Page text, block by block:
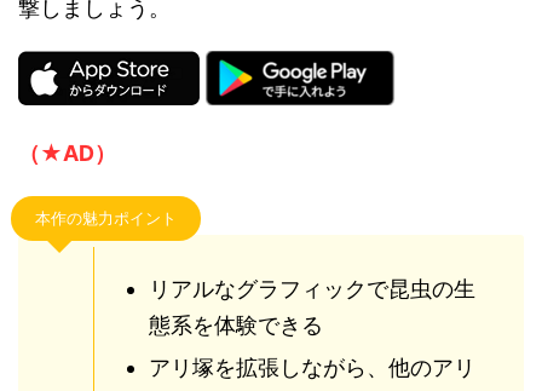
撃しましょう。
（★AD）
本作の魅力ポイント
リアルなグラフィックで昆虫の生
態系を体験できる
アリ塚を拡張しながら、他のアリ